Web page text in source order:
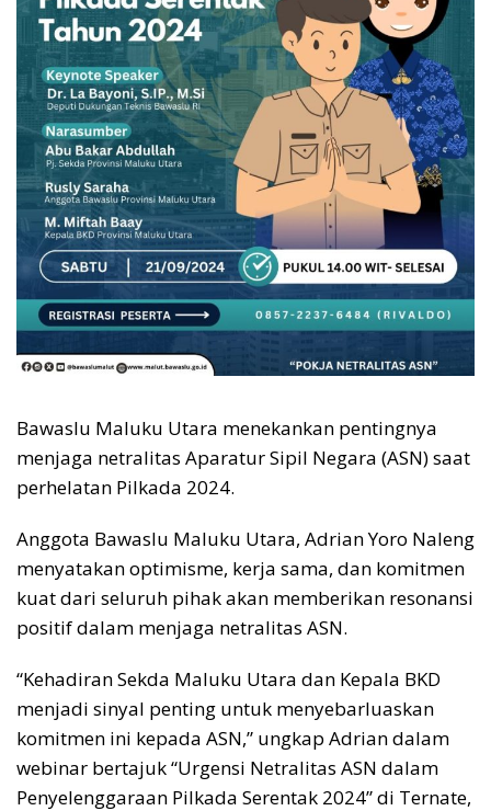
Bawaslu Maluku Utara menekankan pentingnya
menjaga netralitas Aparatur Sipil Negara (ASN) saat
perhelatan Pilkada 2024.
Anggota Bawaslu Maluku Utara, Adrian Yoro Naleng
menyatakan optimisme, kerja sama, dan komitmen
kuat dari seluruh pihak akan memberikan resonansi
positif dalam menjaga netralitas ASN.
“Kehadiran Sekda Maluku Utara dan Kepala BKD
menjadi sinyal penting untuk menyebarluaskan
komitmen ini kepada ASN,” ungkap Adrian dalam
webinar bertajuk “Urgensi Netralitas ASN dalam
Penyelenggaraan Pilkada Serentak 2024” di Ternate,